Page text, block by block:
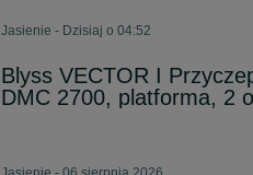
Jasienie - Dzisiaj o 04:52
Blyss VECTOR I
DMC 2700, platforma, 2